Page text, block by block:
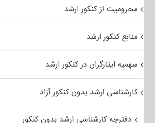
محرومیت از کنکور ارشد
منابع کنکور ارشد
سهمیه ایثارگران در کنکور ارشد
کارشناسی ارشد بدون کنکور آزاد
دفترچه کارشناسی ارشد بدون کنکور